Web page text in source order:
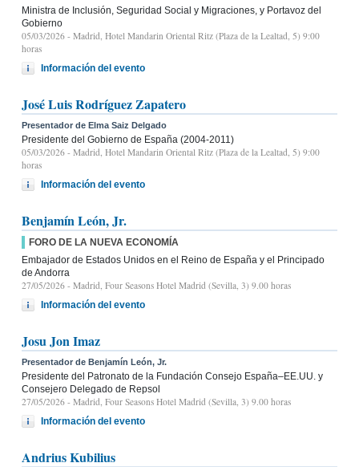
Ministra de Inclusión, Seguridad Social y Migraciones, y Portavoz del
Gobierno
05/03/2026 - Madrid, Hotel Mandarin Oriental Ritz (Plaza de la Lealtad, 5) 9:00
horas
Información del evento
José Luis Rodríguez Zapatero
Presentador de Elma Saiz Delgado
Presidente del Gobierno de España (2004-2011)
05/03/2026 - Madrid, Hotel Mandarin Oriental Ritz (Plaza de la Lealtad, 5) 9:00
horas
Información del evento
Benjamín León, Jr.
FORO DE LA NUEVA ECONOMÍA
Embajador de Estados Unidos en el Reino de España y el Principado
de Andorra
27/05/2026 - Madrid, Four Seasons Hotel Madrid (Sevilla, 3) 9.00 horas
Información del evento
Josu Jon Imaz
Presentador de Benjamín León, Jr.
Presidente del Patronato de la Fundación Consejo España–EE.UU. y
Consejero Delegado de Repsol
27/05/2026 - Madrid, Four Seasons Hotel Madrid (Sevilla, 3) 9.00 horas
Información del evento
Andrius Kubilius